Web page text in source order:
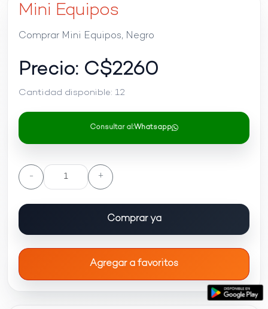
Mini Equipos
Comprar Mini Equipos, Negro
Precio: C$2260
Cantidad disponible: 12
Consultar al:Whatsapp
- +
Comprar ya
Agregar a favoritos